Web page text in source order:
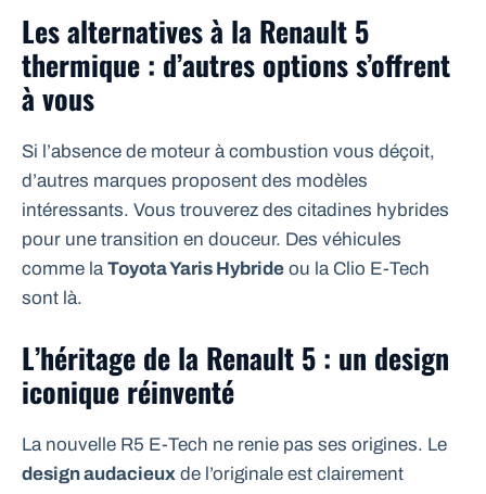
Les alternatives à la Renault 5
thermique : d’autres options s’offrent
à vous
Si l’absence de moteur à combustion vous déçoit,
d’autres marques proposent des modèles
intéressants. Vous trouverez des citadines hybrides
pour une transition en douceur. Des véhicules
comme laToyota Yaris Hybride ou la Clio E-Tech
sont là.
L’héritage de la Renault 5 : un design
iconique réinventé
La nouvelle R5 E-Tech ne renie pas ses origines. Le
design audacieux de l’originale est clairement